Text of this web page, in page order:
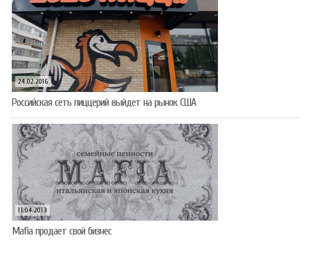
24.02.2016
Российская сеть пиццерий выйдет на рынок США
11.04.2013
Mafia продает свой бизнес